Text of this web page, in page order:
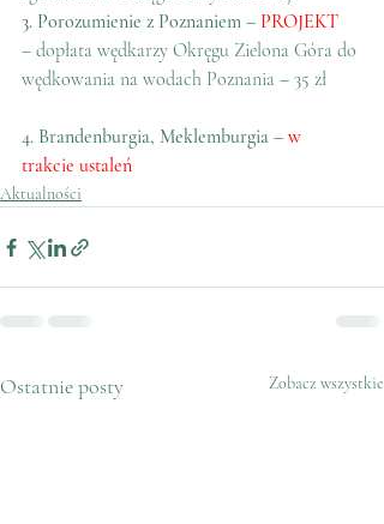
3. Porozumienie z Poznaniem – PROJEKT
– dopłata wędkarzy Okręgu Zielona Góra do
wędkowania na wodach Poznania – 35 zł
4. Brandenburgia, Meklemburgia – w
trakcie ustaleń
Aktualności
Ostatnie posty Zobacz wszystkie